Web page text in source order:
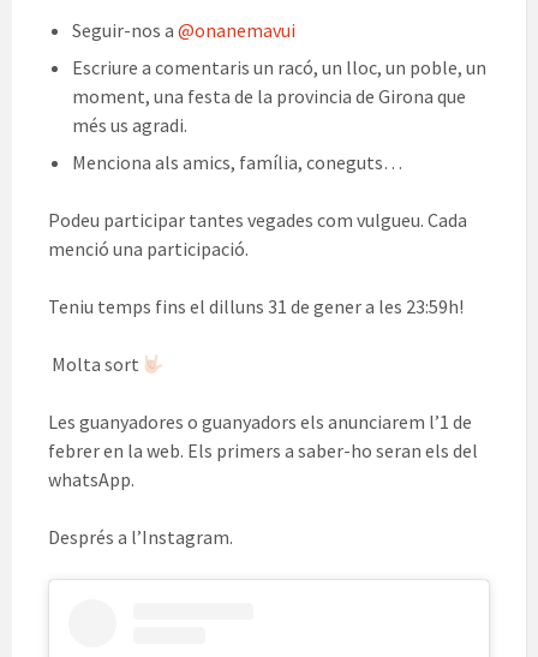
Seguir-nos a @onanemavui
Escriure a comentaris un racó, un lloc, un poble, un
moment, una festa de la provincia de Girona que
més us agradi.
Menciona als amics, família, coneguts…
Podeu participar tantes vegades com vulgueu. Cada
menció una participació.
Teniu temps fins el dilluns 31 de gener a les 23:59h!
Molta sort
Les guanyadores o guanyadors els anunciarem l’1 de
febrer en la web. Els primers a saber-ho seran els del
whatsApp.
Després a l’Instagram.